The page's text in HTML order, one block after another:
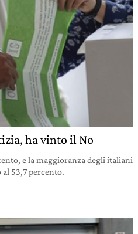
ha vinto il No
e la maggioranza degli italiani
53,7 percento.